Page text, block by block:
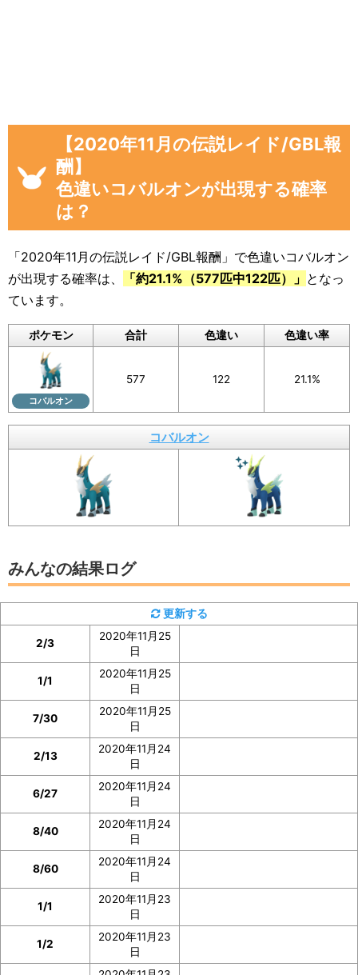
つけた数」を引いた数が自動計算され反映され
るようになっています。
色違いに遭遇していない場合でも、通常色に遭
遇した数をぜひ教えてください。
入力いただいた遭遇状況と「フリーコメント」
の内容は画像に反映されるほか、フォームの下
のログに公開されます。
画像を保存することもできるので、Twitterなど
SNSでの共有にもぜひご活用ください。
イベント参加前に図鑑の「見つけた数」をスク
コバルオンの「見つけた数」は、コバルオンの図鑑ペー
ジで確認
できます。
イベント参加前に図鑑の「見つけた数」の部分のスクシ
ョを撮っておいたり、メモしておくと便利です。
ぜひご協力をお願いいたします。
【2020年11月の伝説レイド/GBL報
酬】
色違いコバルオンが出現する確率
は？
「2020年11月の伝説レイド/GBL報酬」で色違いコバルオン
が出現する確率は、
「約21.1%（577匹中122匹）」 となっ
ています。
ポケモン 合計 色違い 色違い率
コバルオン
577 122 21.1%
コバルオン
みんなの結果ログ
更新する
2/3
2020年11月25
日
1/1
2020年11月25
日
7/30
2020年11月25
日
2/13
2020年11月24
日
6/27
2020年11月24
日
8/40
2020年11月24
日
8/60
2020年11月24
日
1/1
2020年11月23
日
1/2
2020年11月23
日